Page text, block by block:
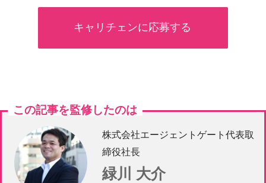
キャリチェンに応募する
この記事を監修したのは
株式会社エージェントゲート代表取
締役社長
緑川 大介